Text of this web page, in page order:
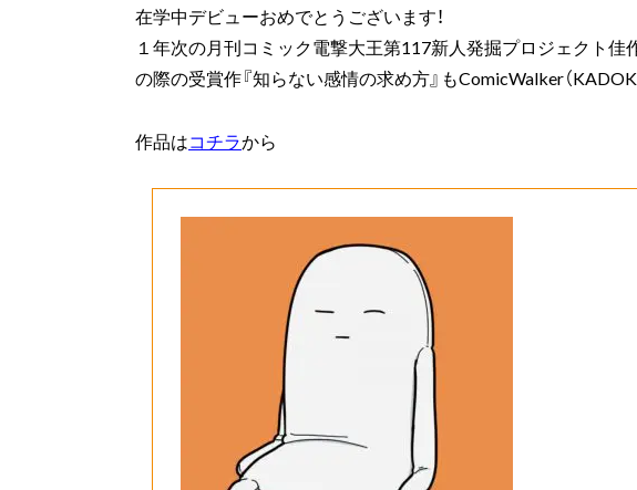
在学中デビューおめでとうございます！
１年次の月刊コミック電撃大王第117新人発掘プロジェクト佳
の際の受賞作『知らない感情の求め方』もComicWalker（
作品はコチラから